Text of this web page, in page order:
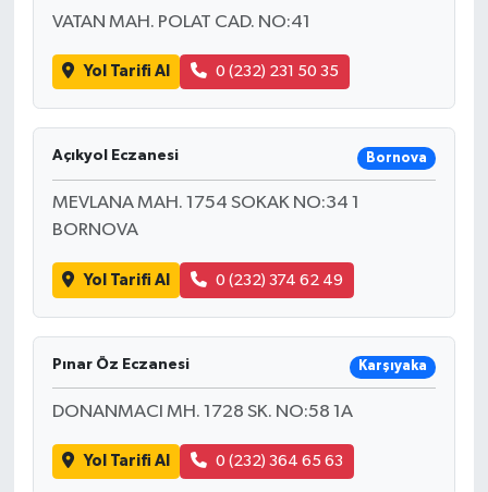
VATAN MAH. POLAT CAD. NO:41
Yol Tarifi Al 0 (232) 231 50 35
Açıkyol Eczanesi Bornova
MEVLANA MAH. 1754 SOKAK NO:34 1
BORNOVA
Yol Tarifi Al 0 (232) 374 62 49
Pınar Öz Eczanesi Karşıyaka
DONANMACI MH. 1728 SK. NO:58 1A
Yol Tarifi Al 0 (232) 364 65 63